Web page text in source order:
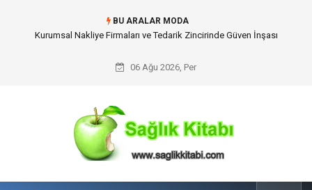
BU ARALAR MODA
Dalaman Kalkan Transfer: Kişiselleştirilmiş Hizmet Ve Uç Nokta Konforu
06 Ağu 2026, Per